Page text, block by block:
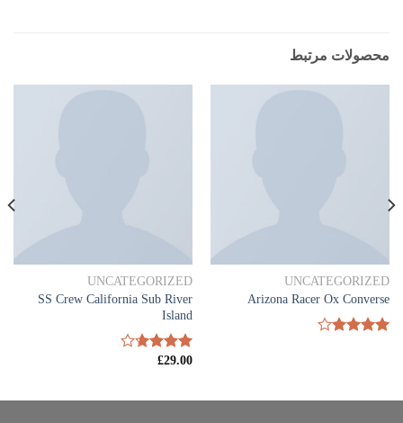
محصولات مرتبط
UNCATEGORIZED
Arizona Racer Ox Converse
UNCATEGORIZED
SS Crew California Sub River
Island
امتیاز£29.00